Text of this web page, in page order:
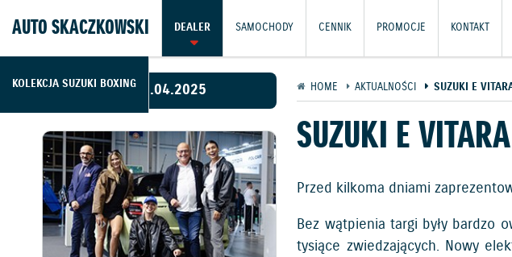
AUTO SKACZKOWSKI DEALER SAMOCHODY CENNIK PROMOCJE KONTAKT
KOLEKCJA SUZUKI BOXING30.04.2025 HOME AKTUALNOŚCI SUZUKI E
SUZUKI E
Przed kilkoma dniami
Bez wątpienia targi były bardzo
tysiące zwiedzających. Nowy